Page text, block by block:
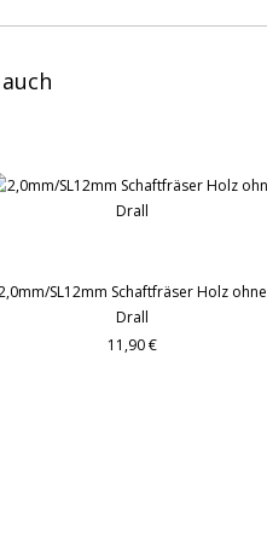
SL12mm Schaftfräser Holz ohne
Drall
11,90 €